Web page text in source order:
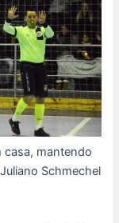
casa, mantendo
Schmechel